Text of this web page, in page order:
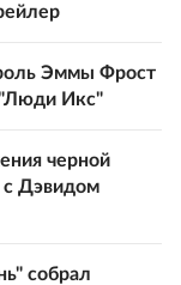
Эммы Фрост
"Люди Икс"
черной
с Дэвидом
собрал